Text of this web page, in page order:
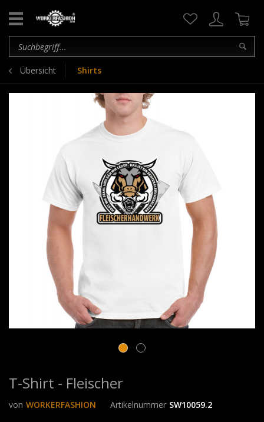
Übersicht Shirts
T-Shirt - Fleischer
von WORKERFASHION Artikelnummer SW10059.2